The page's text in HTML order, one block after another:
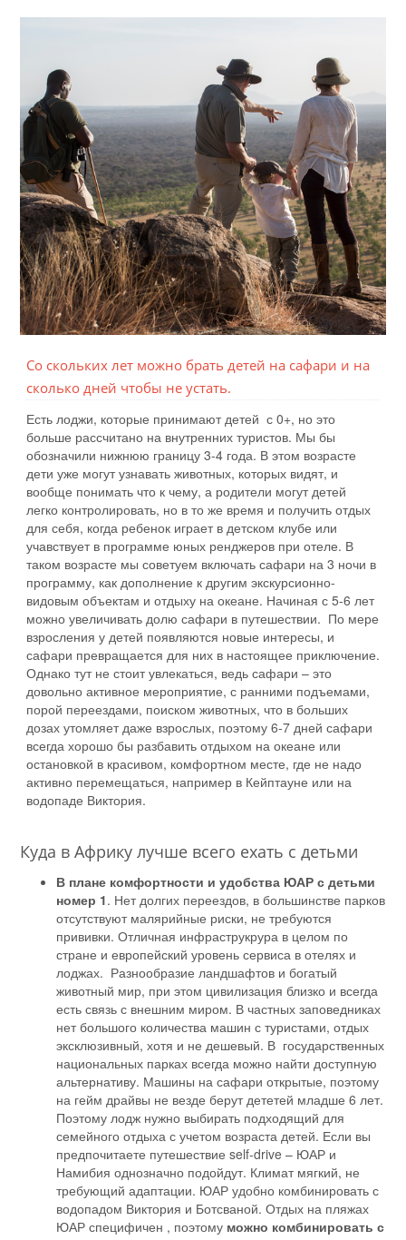
Со скольких лет можно брать детей на сафари и на
сколько дней чтобы не устать.
Есть лоджи, которые принимают детей с 0+, но это
больше рассчитано на внутренних туристов. Мы бы
обозначили нижнюю границу 3-4 года. В этом возрасте
дети уже могут узнавать животных, которых видят, и
вообще понимать что к чему, а родители могут детей
легко контролировать, но в то же время и получить отдых
для себя, когда ребенок играет в детском клубе или
учавствует в программе юных ренджеров при отеле. В
таком возрасте мы советуем включать сафари на 3 ночи в
программу, как дополнение к другим экскурсионно-
видовым объектам и отдыху на океане. Начиная с 5-6 лет
можно увеличивать долю сафари в путешествии. По мере
взросления у детей появляются новые интересы, и
сафари превращается для них в настоящее приключение.
Однако тут не стоит увлекаться, ведь сафари – это
довольно активное мероприятие, с ранними подъемами,
порой переездами, поиском животных, что в больших
дозах утомляет даже взрослых, поэтому 6-7 дней сафари
всегда хорошо бы разбавить отдыхом на океане или
остановкой в красивом, комфортном месте, где не надо
активно перемещаться, например в Кейптауне или на
водопаде Виктория.
Куда в Африку лучше всего ехать с детьми
В плане комфортности и удобства ЮАР с детьми
номер 1. Нет долгих переездов, в большинстве парков
отсутствуют малярийные риски, не требуются
прививки. Отличная инфраструкрура в целом по
стране и европейский уровень сервиса в отелях и
лоджах. Разнообразие ландшафтов и богатый
животный мир, при этом цивилизация близко и всегда
есть связь с внешним миром. В частных заповедниках
нет большого количества машин с туристами, отдых
эксклюзивный, хотя и не дешевый. В государственных
национальных парках всегда можно найти доступную
альтернативу. Машины на сафари открытые, поэтому
на гейм драйвы не везде берут дететей младше 6 лет.
Поэтому лодж нужно выбирать подходящий для
семейного отдыха с учетом возраста детей. Если вы
предпочитаете путешествие self-drive – ЮАР и
Намибия однозначно подойдут. Климат мягкий, не
требующий адаптации. ЮАР удобно комбинировать с
водопадом Виктория и Ботсваной. Отдых на пляжах
ЮАР специфичен , поэтому можно комбинировать с